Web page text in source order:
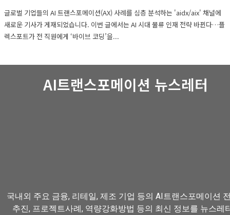
글로벌 기업들의 AI 트랜스포메이션(AX) 사례를 심층 분석하는 'aidx/aix' 채널에
새로운 기사가 게재되었습니다. 이번 글에서는 AI 시대 물류 인재 전략 바뀐다…플
렉스포트가 전 직원에게 ‘바이브 코딩’을...
AI트랜스포메이션 뉴스레터
국내외 주요 금융, 리테일, 제조 기업 등의 AI트랜스포메이션
추진, 프로젝트사례, 역량강화방법 등의 최신 정보를 뉴스레